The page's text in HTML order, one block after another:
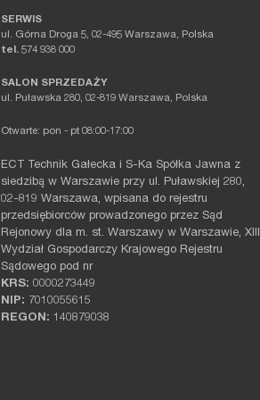
SERWIS
ul. Górna Droga 5, 02-495 Warszawa, Polska
tel. 574 938 000
SALON SPRZEDAŻY
ul. Puławska 280, 02-819 Warszawa, Polska
Otwarte: pon - pt 08:00-17:00
ECT Technik Gałecka i S-Ka Spółka Jawna z
siedzibą w Warszawie przy ul. Puławskiej 280,
02-819 Warszawa, wpisana do rejestru
przedsiębiorców prowadzonego przez Sąd
Rejonowy dla m. st. Warszawy w Warszawie, XIII
Wydział Gospodarczy Krajowego Rejestru
Sądowego pod nr
KRS: 0000273449
NIP: 7010055615
REGON: 140879038